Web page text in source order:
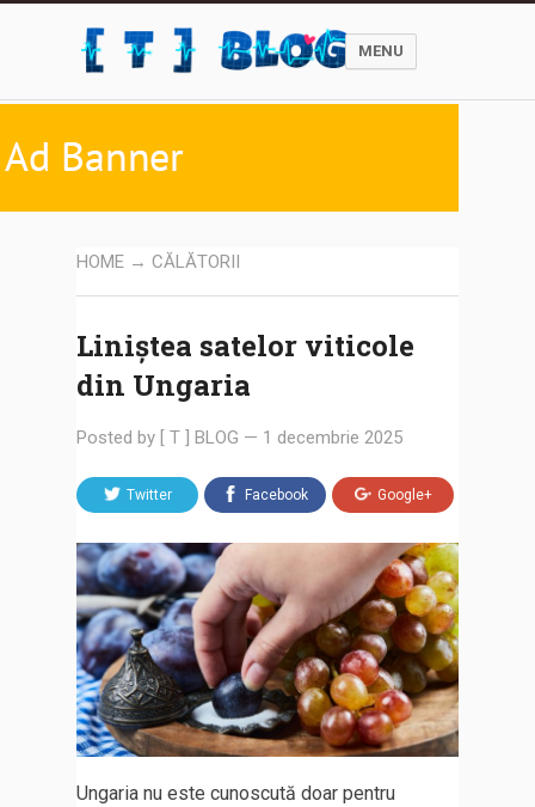
MENU
HOME → CĂLĂTORII
Liniștea satelor viticole
din Ungaria
Posted by [ T ] BLOG — 1 decembrie 2025
Twitter Facebook Google+
Ungaria nu este cunoscută doar pentru